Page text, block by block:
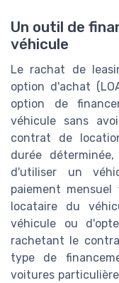
Un outil de
véhicule
Le rachat de
option d'achat
option de
véhicule sans
contrat de
durée
d'utiliser un
paiement
locataire du
véhicule ou
rachetant le
type de
voitures